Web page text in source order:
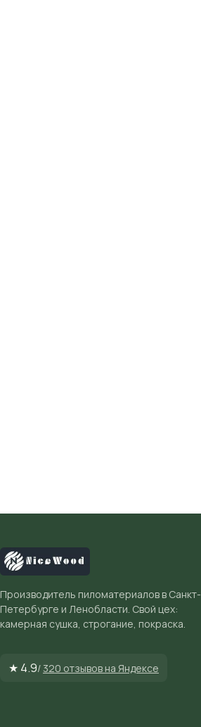
Производитель пиломатериалов в Санкт-
Петербурге и Ленобласти. Свой цех:
камерная сушка, строгание, покраска.
★ 4.9/ 320 отзывов на Яндексе